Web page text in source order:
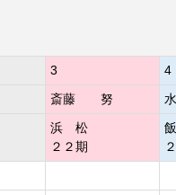
3 4
斎藤 努
浜 松
２２期